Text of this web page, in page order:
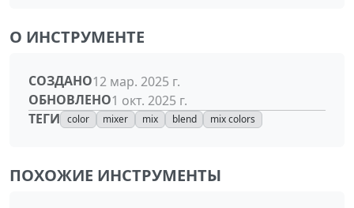
О ИНСТРУМЕНТЕ
СОЗДАНО12 мар. 2025 г.
ОБНОВЛЕНО1 окт. 2025 г.
ТЕГИ color mixer mix blend mix colors
ПОХОЖИЕ ИНСТРУМЕНТЫ